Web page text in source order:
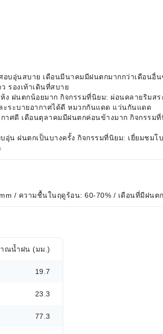
บอุ่นสบาย เดือนมีนาคมมีฝนตกมากกว่าเดือนอื่
รองเท้าเดินที่สบาย
ฝนตกน้อยมาก กิจกรรมที่นิยม: ผ่อนคลายริมส
ะระบายอากาศได้ดี หมวกกันแดด แว่นกันแดด
าศดี เดือนตุลาคมมีฝนตกค่อนข้างมาก กิจกรร
น ฝนตกเป็นบางครั้ง กิจกรรมที่นิยม: เยี่ยมชม
/ ความชื้นในฤดูร้อน: 60-70% / เดือนที่มีฝนต
ณน้ำฝน (มม.)
19.7
23.3
77.3